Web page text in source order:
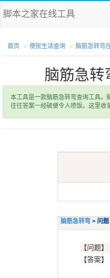
脚本之家在线工具
首页 便民生活查询 脑筋急转弯
脑筋急转
本工具是一款脑筋急转弯查询工具。
往往答案一经破便令人喷饭。这里收
脑筋急转弯 > 问题
【问题】
【答案】